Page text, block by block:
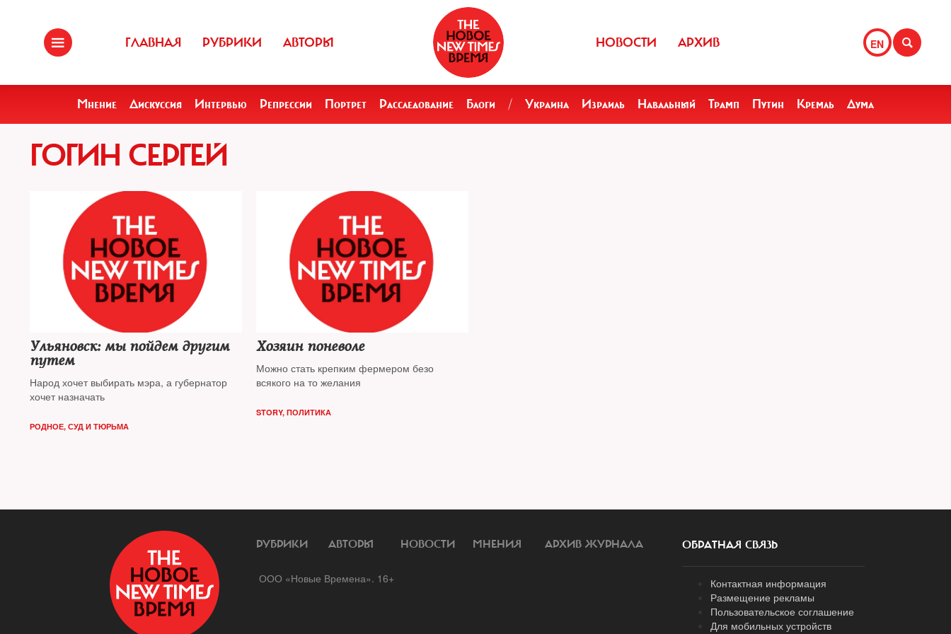
ГЛАВНАЯ РУБРИКИ АВТОРЫ EN
НОВОСТИ АРХИВ
Мнение Дискуссия Интервью Репрессии Портрет Расследование Блоги / Украина Израиль Навальный Трамп Путин Кремль Дума
ГОГИН СЕРГЕЙ
Ульяновск: мы пойдем другим
путем
Народ хочет выбирать мэра, а губернатор
хочет назначать
РОДНОЕ, СУД И ТЮРЬМА
Хозяин поневоле
Можно стать крепким фермером безо
всякого на то желания
STORY, ПОЛИТИКА
РУБРИКИ АВТОРЫ НОВОСТИ МНЕНИЯ АРХИВ ЖУРНАЛА
ООО «Новые Времена». 16+
ОБРАТНАЯ СВЯЗЬ
Контактная информация
Размещение рекламы
Пользовательское соглашение
Для мобильных устройств